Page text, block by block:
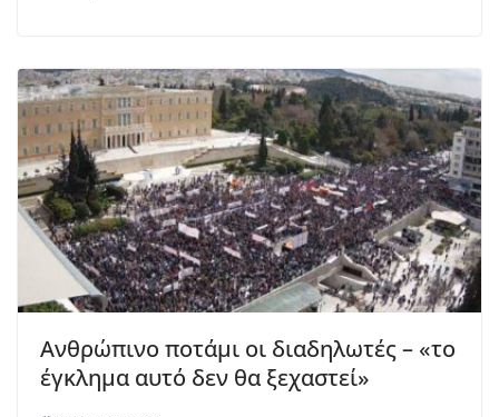
Ανθρώπινο ποτάμι οι διαδηλωτές – «το
έγκλημα αυτό δεν θα ξεχαστεί»